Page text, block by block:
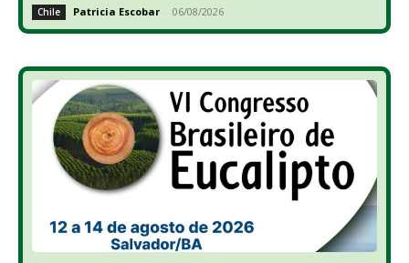
Chile Patricia Escobar - 06/08/2026